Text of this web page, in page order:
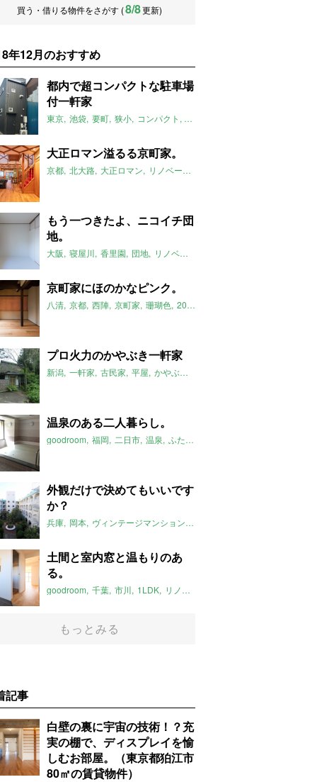
買う・借りる物件をさがす (8/8更新)
年12月のおすすめ
都内で超コンパクトな駐車場
付一軒家
東京 池袋 要町 狭小 コンパクト 一軒家
大正ロマン溢るる京町家。
京都 北大路 大正ロマン リノベーション
もう一つきたよ、ニコイチ団
地。
大阪 寝屋川 香里園 団地 リノベーション
京町家にほのかなピンク。
八清 京都 西陣 京町家 珊瑚色 2018年12月のおすすめ
プロ火力のかやぶき一軒家
新潟 一軒家 古民家 平屋 かやぶき
温泉のある二人暮らし。
goodroom 福岡 二日市 温泉 ふたりぐらし
外観だけで決めてもいいです
か？
兵庫 岡本 ヴィンテージマンション 2LDK
土間と室内窓と温もりのあ
る。
goodroom 千葉 市川 1LDK リノベーション
もっとみる
記事
白壁の裏に宇宙の技術！？充
実の棚で、ディスプレイを愉
しむお部屋。（東京都狛江市
80㎡の賃貸物件）